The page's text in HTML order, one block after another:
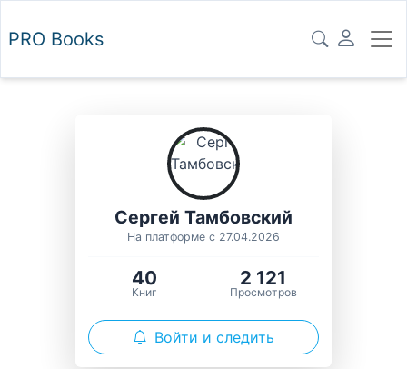
PRO Books
Сергей Тамбовский
На платформе с 27.04.2026
40
Книг
2 121
Просмотров
Войти и следить